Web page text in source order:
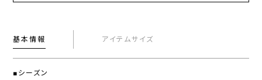
基本情報 アイテムサイズ
■シーズン